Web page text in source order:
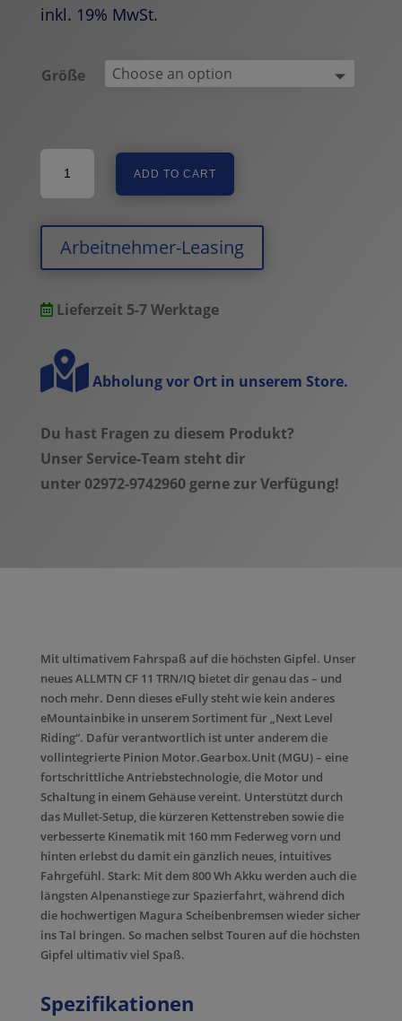
inkl. 19% MwSt.
Größe
AllMtn
CF
11
rock/carbon/grey
-
2025
quantity
ADD TO CART
Arbeitnehmer-Leasing
Lieferzeit 5-7 Werktage
Abholung vor Ort in unserem Store.
Du hast Fragen zu diesem Produkt?
Unser Service-Team steht dir
unter 02972-9742960 gerne zur Verfügung!
Mit ultimativem Fahrspaß auf die höchsten Gipfel. Unser
neues ALLMTN CF 11 TRN/IQ bietet dir genau das – und
noch mehr. Denn dieses eFully steht wie kein anderes
eMountainbike in unserem Sortiment für „Next Level
Riding“. Dafür verantwortlich ist unter anderem die
vollintegrierte Pinion Motor.Gearbox.Unit (MGU) – eine
fortschrittliche Antriebstechnologie, die Motor und
Schaltung in einem Gehäuse vereint. Unterstützt durch
das Mullet-Setup, die kürzeren Kettenstreben sowie die
verbesserte Kinematik mit 160 mm Federweg vorn und
hinten erlebst du damit ein gänzlich neues, intuitives
Fahrgefühl. Stark: Mit dem 800 Wh Akku werden auch die
längsten Alpenanstiege zur Spazierfahrt, während dich
die hochwertigen Magura Scheibenbremsen wieder sicher
ins Tal bringen. So machen selbst Touren auf die höchsten
Gipfel ultimativ viel Spaß.
Spezifikationen